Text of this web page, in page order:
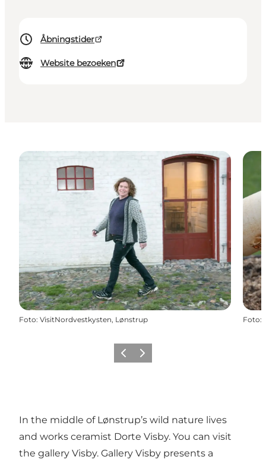
Åbningstider
Website bezoeken
Foto: VisitNordvestkysten, Lønstrup Foto:
Vorige Volgende
In the middle of Lønstrup’s wild nature lives
and works ceramist Dorte Visby. You can visit
the gallery Visby. Gallery Visby presents a